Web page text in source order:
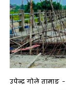
उपेन्द्र गोले तामाङ -